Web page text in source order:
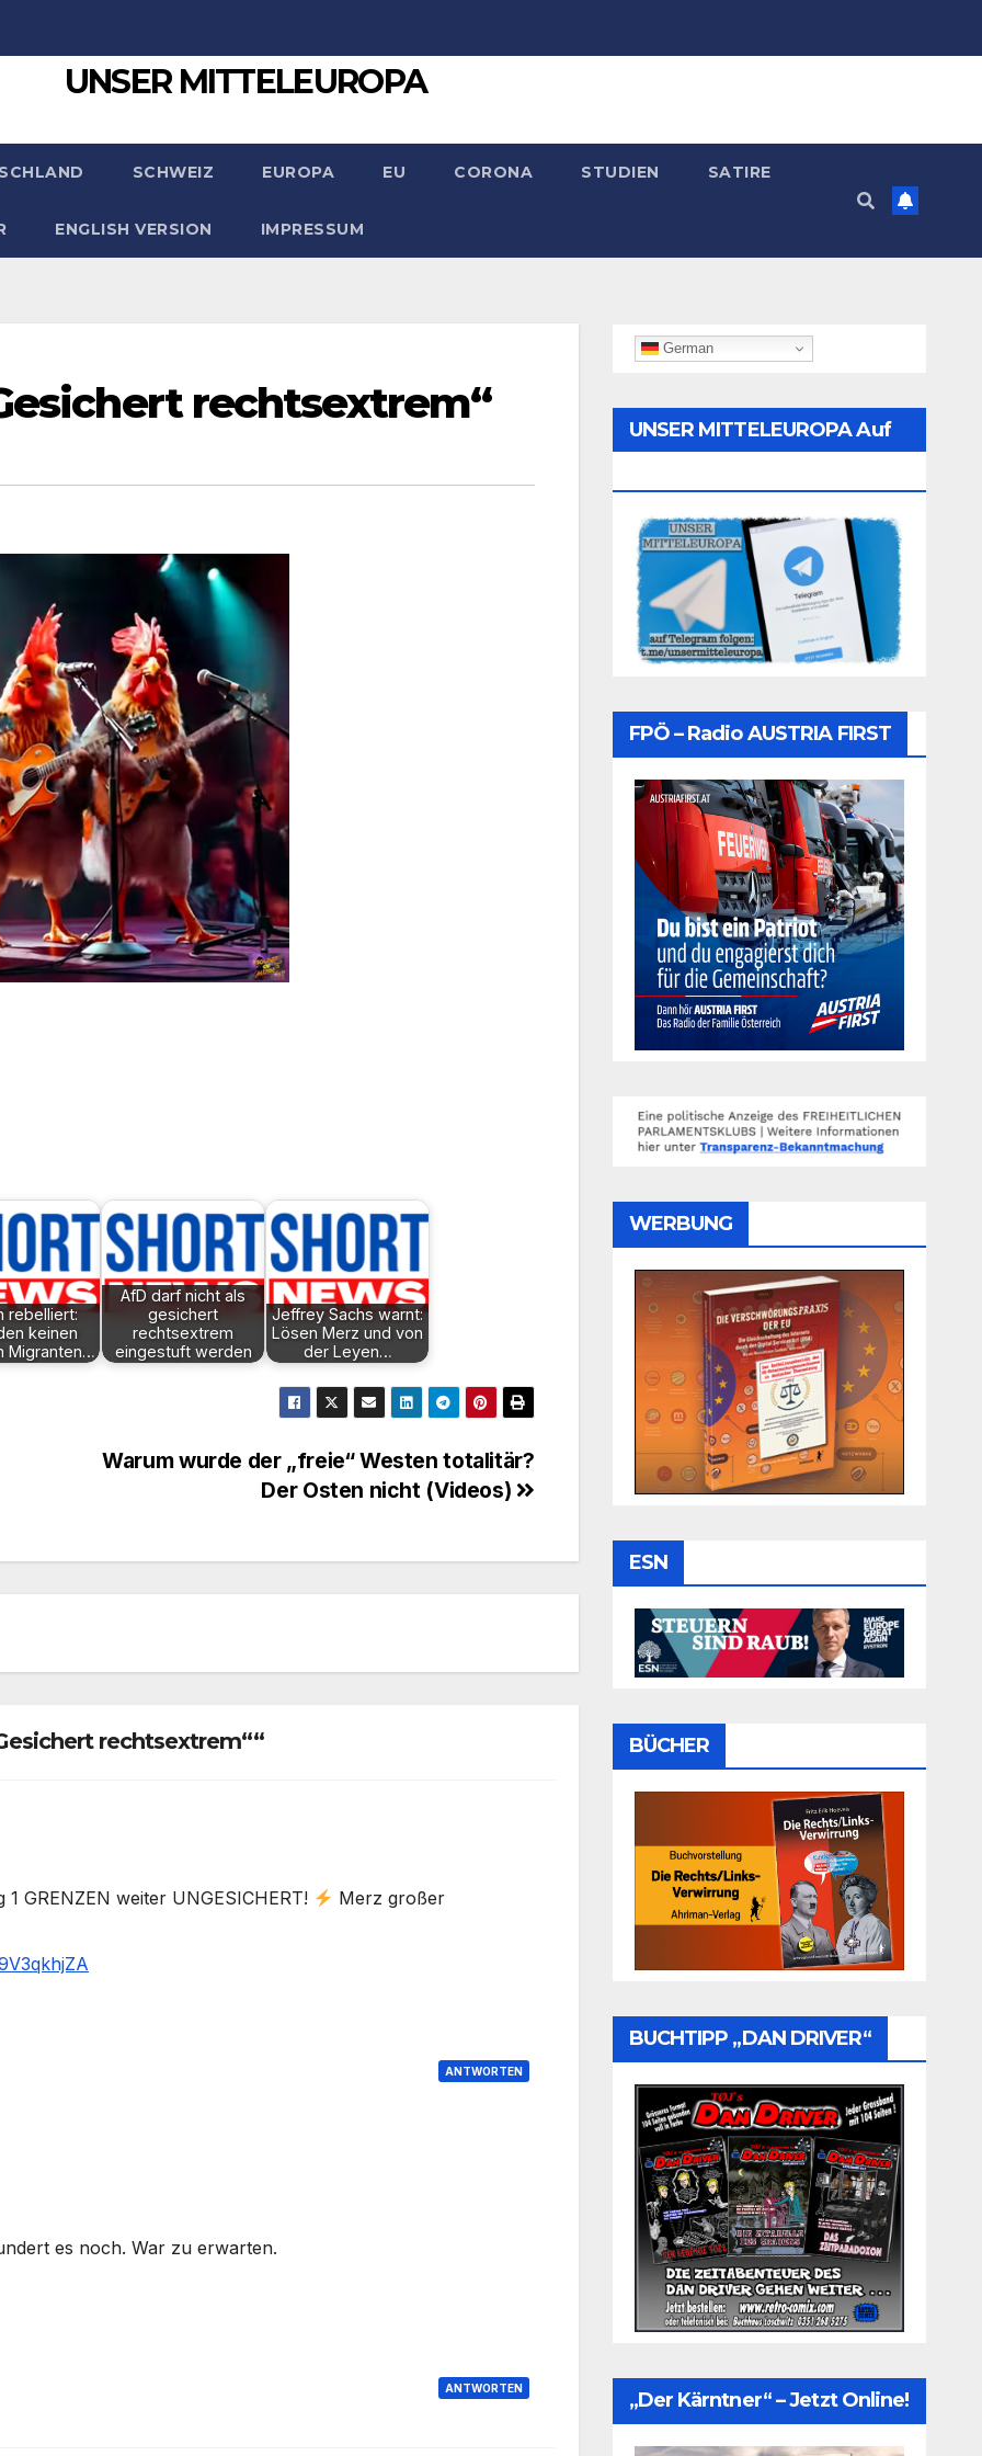
UNSER MITTELEUROPA
SCHWEIZ EUROPA EU CORONA STUDIEN SATIRE
ENGLISH VERSION IMPRESSUM
rechtsextrem“
rebelliert:
keinen
Migranten…
AfD darf nicht als
gesichert
rechtsextrem
eingestuft werden
Jeffrey Sachs warnt:
Lösen Merz und von
der Leyen…
Warum wurde der „freie“ Westen totalitär?
Der Osten nicht (Videos)
rechtsextrem““
GRENZEN weiter UNGESICHERT!
Merz großer
ANTWORTEN
es noch. War zu erwarten.
ANTWORTEN
German
UNSER MITTELEUROPA Auf
FPÖ – Radio AUSTRIA FIRST
WERBUNG
ESN
BÜCHER
BUCHTIPP „DAN DRIVER“
„Der Kärntner“ – Jetzt Online!